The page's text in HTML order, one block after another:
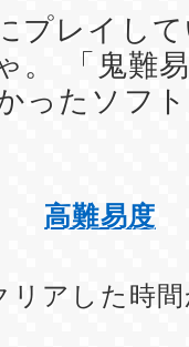
プレイし
。 「鬼難
ったソフ
高難易度
リアした時